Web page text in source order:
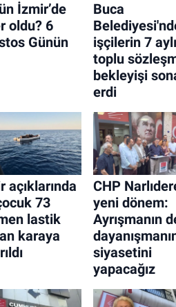
İzmir’de
oldu? 6
Günün
Buca
işçilerin 7
toplu
bekleyişi
erdi
açıklarında
73
lastik
karaya
CHP
yeni dönem:
Ayrışmanın
siyasetini
yapacağız